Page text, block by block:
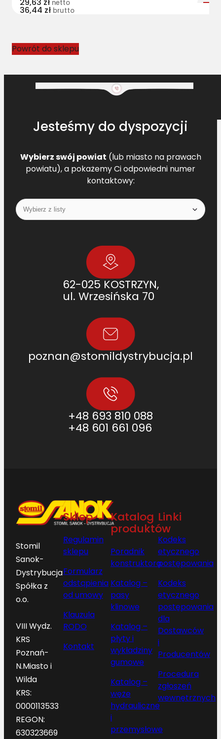
C
L
C
29,63 zł netto
36,44 zł brutto
Powrót do sklepu
Jesteśmy do dyspozycji
Wybierz swój powiat (lub miasto na prawach
powiatu), a pokażemy Ci odpowiedni numer
kontaktowy:
62-025 KOSTRZYN,
ul. Wrzesińska 70
poznan@stomildystrybucja.pl
+48 693 810 088
+48 601 661 096
Stomil
Sanok-
Dystrybucja
Spółka z
o.o.
VIII Wydz.
KRS
Poznań-
N.Miasto i
Wilda
KRS:
0000113533
REGON:
630323669
Sklep
Regulamin
sklepu
Formularz
odstąpienia
od umowy
Klauzula
RODO
Kontakt
Katalog
produktów
Poradnik
konstruktora
Katalog –
pasy
klinowe
Katalog –
płyty i
wykładziny
gumowe
Katalog –
węże
hydrauliczne
i
przemysłowe
Linki
Kodeks
etycznego
postępowania
Kodeks
etycznego
postępowania
dla
Dostawców
i
Producentów
Procedura
zgłoszeń
wewnętrznych